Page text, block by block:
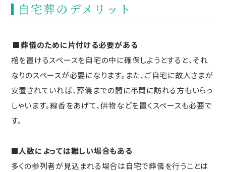
自宅葬のデメリット
■葬儀のために片付ける必要がある
棺を置けるスペースを自宅の中に確保しようとすると、それ
なりのスペースが必要になります。また、ご自宅に故人さまが
安置されていれば、葬儀までの間に弔問に訪れる方もいらっ
しゃいます。線香をあげて、供物などを置くスペースも必要で
す。
■人数によっては難しい場合もある
多くの参列者が見込まれる場合は自宅で葬儀を行うことは